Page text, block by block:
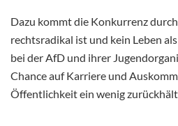
Dazu kommt die Konkurrenz
rechtsradikal ist und kein Leben
bei der AfD und ihrer
Chance auf Karriere und
Öffentlichkeit ein wenig